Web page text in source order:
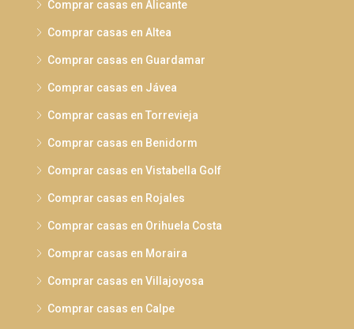
Comprar casas en Alicante
Comprar casas en Altea
Comprar casas en Guardamar
Comprar casas en Jávea
Comprar casas en Torrevieja
Comprar casas en Benidorm
Comprar casas en Vistabella Golf
Comprar casas en Rojales
Comprar casas en Orihuela Costa
Comprar casas en Moraira
Comprar casas en Villajoyosa
Comprar casas en Calpe